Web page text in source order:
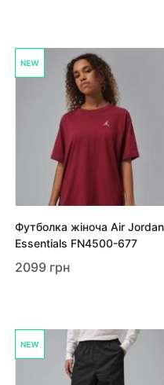
Футболка жіноча Air Jordan
Essentials FN4500-677
2099 грн